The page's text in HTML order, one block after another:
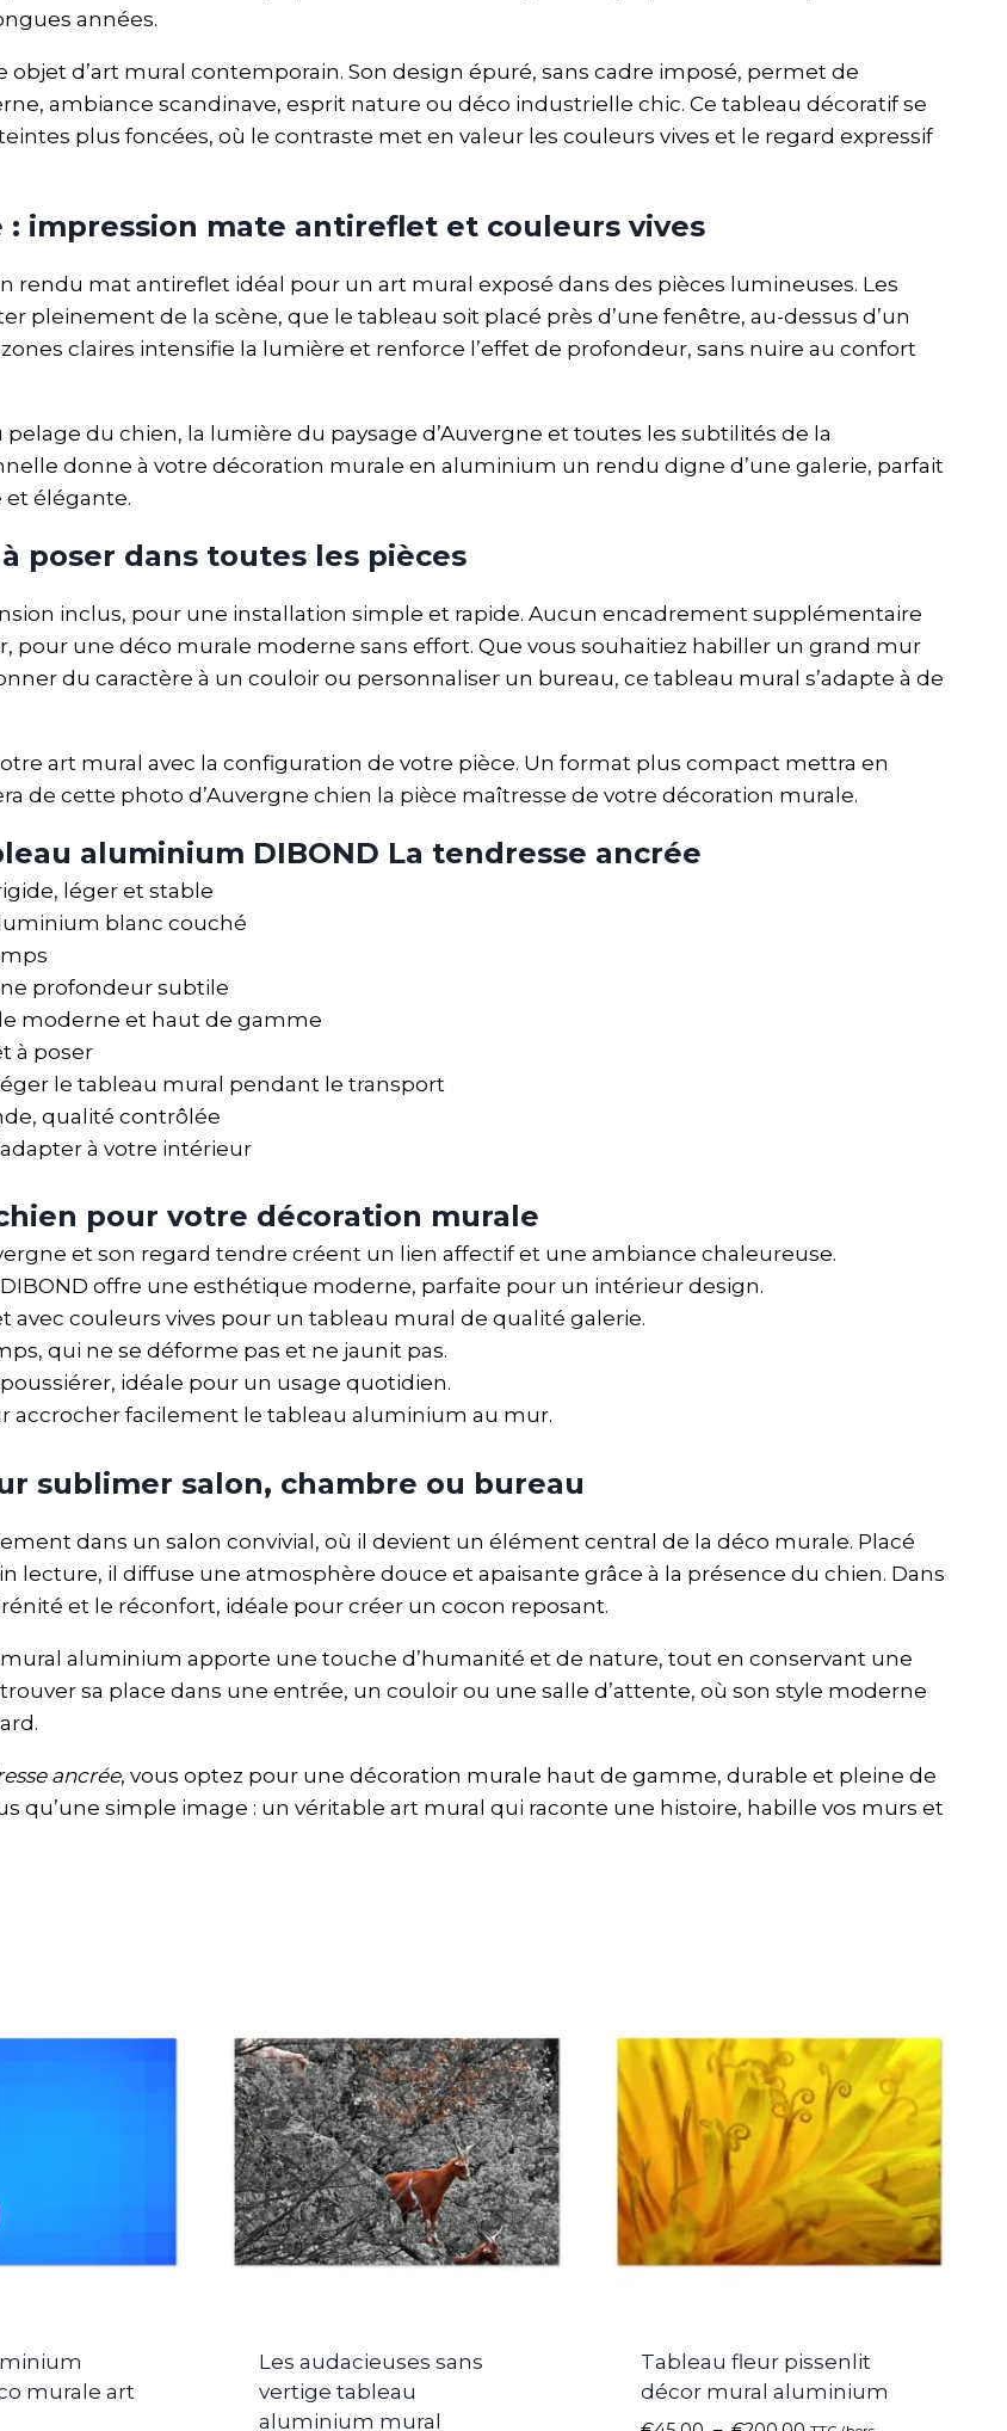
années.
d’art mural contemporain. Son design épuré, sans cadre imposé, permet de
ambiance scandinave, esprit nature ou déco industrielle chic. Ce tableau décoratif se
plus foncées, où le contraste met en valeur les couleurs vives et le regard expressif
impression mate antireflet et couleurs vives
rendu mat antireflet idéal pour un art mural exposé dans des pièces lumineuses. Les
pleinement de la scène, que le tableau soit placé près d’une fenêtre, au-dessus d’un
claires intensifie la lumière et renforce l’effet de profondeur, sans nuire au confort
du chien, la lumière du paysage d’Auvergne et toutes les subtilités de la
donne à votre décoration murale en aluminium un rendu digne d’une galerie, parfait
et élégante.
poser dans toutes les pièces
inclus, pour une installation simple et rapide. Aucun encadrement supplémentaire
pour une déco murale moderne sans effort. Que vous souhaitiez habiller un grand mur
du caractère à un couloir ou personnaliser un bureau, ce tableau mural s’adapte à de
art mural avec la configuration de votre pièce. Un format plus compact mettra en
de cette photo d’Auvergne chien la pièce maîtresse de votre décoration murale.
aluminium DIBOND La tendresse ancrée
léger et stable
blanc couché
profondeur subtile
moderne et haut de gamme
à poser
le tableau mural pendant le transport
qualité contrôlée
à votre intérieur
pour votre décoration murale
et son regard tendre créent un lien affectif et une ambiance chaleureuse.
offre une esthétique moderne, parfaite pour un intérieur design.
avec couleurs vives pour un tableau mural de qualité galerie.
qui ne se déforme pas et ne jaunit pas.
idéale pour un usage quotidien.
accrocher facilement le tableau aluminium au mur.
sublimer salon, chambre ou bureau
dans un salon convivial, où il devient un élément central de la déco murale. Placé
lecture, il diffuse une atmosphère douce et apaisante grâce à la présence du chien. Dans
et le réconfort, idéale pour créer un cocon reposant.
aluminium apporte une touche d’humanité et de nature, tout en conservant une
sa place dans une entrée, un couloir ou une salle d’attente, où son style moderne
ancrée, vous optez pour une décoration murale haut de gamme, durable et pleine de
qu’une simple image : un véritable art mural qui raconte une histoire, habille vos murs et
murale art
Les audacieuses sans
vertige tableau
aluminium mural
Tableau fleur pissenlit
décor mural aluminium